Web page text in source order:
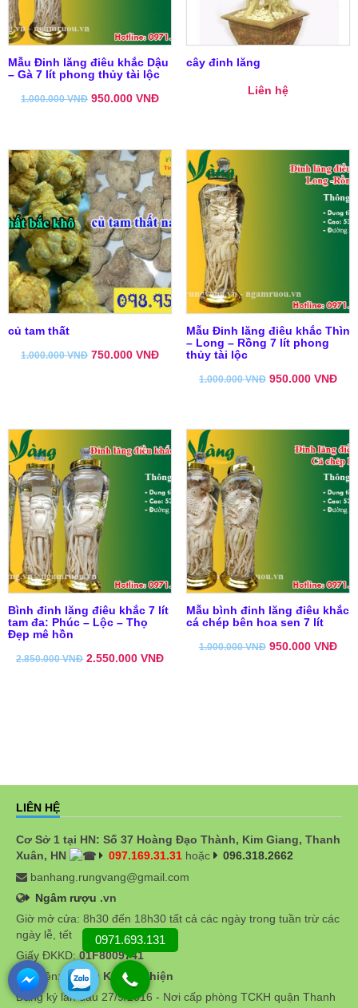
Mẫu Đinh lăng điêu khắc Dậu
– Gà 7 lít phong thủy tài lộc
1.000.000VNĐ 950.000VNĐ
cây đinh lăng
Liên hệ
củ tam thất
1.000.000VNĐ 750.000VNĐ
Mẫu Đinh lăng điêu khắc Thìn
– Long – Rồng 7 lít phong
thủy tài lộc
1.000.000VNĐ 950.000 VNĐ
Bình đinh lăng điêu khắc 7 lít
tam đa: Phúc – Lộc – Thọ
Đẹp mê hồn
2.850.000VNĐ 2.550.000VNĐ
Mẫu bình đinh lăng điêu khắc
cá chép bên hoa sen 7 lít
1.000.000VNĐ 950.000 VNĐ
LIÊN HỆ
Cơ Sở 1 tại HN: Số 37 Hoàng Đạo Thành, Kim Giang, Thanh
Xuân, HN
097.169.31.31 hoặc
096.318.2662
banhang.rungvang@gmail.com
Ngâm rượu .vn
Giờ mở cửa: 8h30 đến 18h30 tất cả các ngày trong tuần trừ các
ngày lễ, tết
Giấy ĐKKD: 01F8009741
Đại diện: Phùng Khánh Thiện
Đăng ký lần đầu 27/9/2016 - Nơi cấp phòng TCKH quận Thanh
0971.693.131